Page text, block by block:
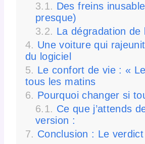
Des freins
presque)
La dégradation de
Une voiture qui
du logiciel
Le confort de vie : «
tous les matins
Pourquoi changer si
Ce que j’attends
version :
Conclusion : Le